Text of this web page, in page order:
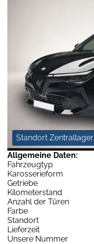
Standort Zentrallager
Allgemeine Daten:
Fahrzeugtyp
Karosserieform
Getriebe
Kilometerstand
Anzahl der Türen
Farbe
Standort
Lieferzeit
Unsere Nummer